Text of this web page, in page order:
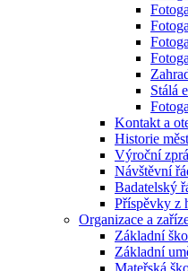
Stálá
Kontakt a
Historie
Výroční
Návštěvní
Badatelský
Příspěvky z
Organizace a
Základní
Základní
Mateřská